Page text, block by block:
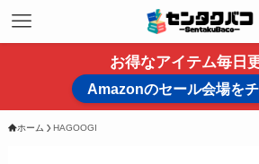
お得なアイテム毎日
Amazonのセール会場を
ホーム HAGOOGI